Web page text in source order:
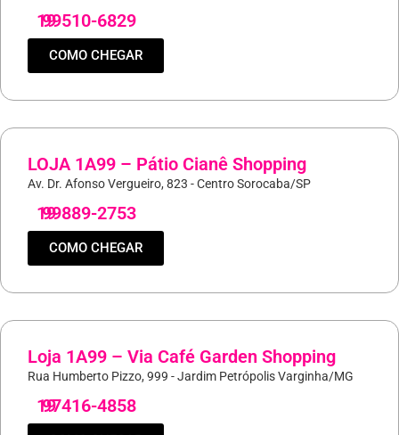
19
99510-6829
COMO CHEGAR
LOJA 1A99 – Pátio Cianê Shopping
Av. Dr. Afonso Vergueiro, 823 - Centro Sorocaba/SP
19
99889-2753
COMO CHEGAR
Loja 1A99 – Via Café Garden Shopping
Rua Humberto Pizzo, 999 - Jardim Petrópolis Varginha/MG
19
97416-4858